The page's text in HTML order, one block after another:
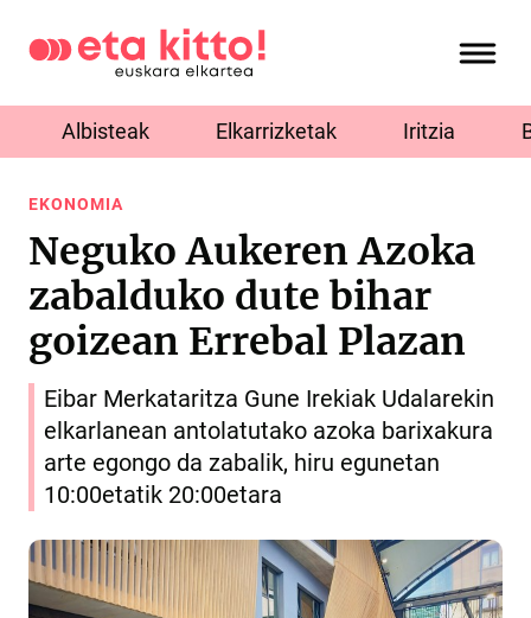
Albisteak Elkarrizketak Iritzia
EKONOMIA
Neguko Aukeren Azoka
zabalduko dute bihar
goizean Errebal Plazan
Eibar Merkataritza Gune Irekiak Udalarekin
elkarlanean antolatutako azoka barixakura
arte egongo da zabalik, hiru egunetan
10:00etatik 20:00etara